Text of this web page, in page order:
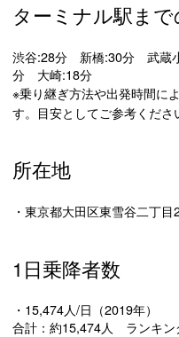
ターミナル駅ま
渋谷:28分 新橋:30分 武蔵
分 大崎:18分
※乗り継ぎ方法や出発時間に
す。目安としてご参考くださ
所在地
・東京都大田区東雪谷二丁
1日乗降者数
・15,474人/日（2019年）
合計：約15,474人 ランキン